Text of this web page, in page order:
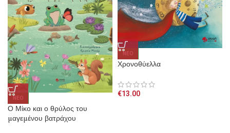
NEO
Ο Μίκο και ο θρύλος του
μαγεμένου βατράχου
NEO
Χρονοθύελλα
€13.00